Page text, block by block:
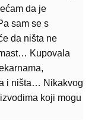
da je
sam se s
da ništa ne
Kupovala
i ništa… Nikakvog
koji mogu